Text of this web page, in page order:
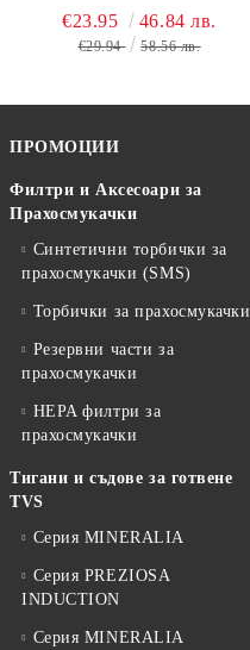
В701
€23.95 46.84 лв.
€29.94 58.56 лв.
ПРОМОЦИИ
Филтри и Аксесоари за
Прахосмукачки
Синтетични торбички за
прахосмукачки (SMS)
Торбички за прахосмукачки
Резервни части за
прахосмукачки
HEPA филтри за
прахосмукачки
Тигани и съдове за готвене
TVS
Серия MINERALIA
Серия PREZIOSA
INDUCTION
Серия MINERALIA